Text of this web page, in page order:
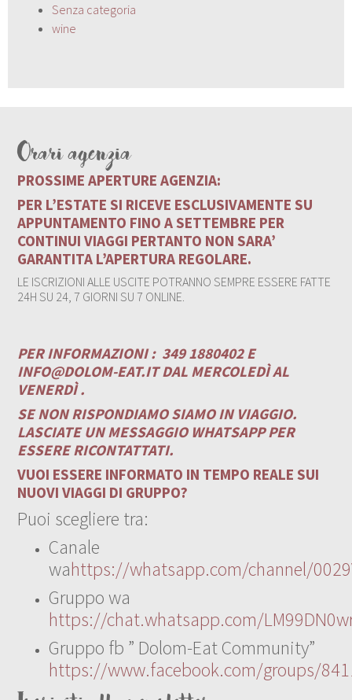
Senza categoria
wine
Orari agenzia
PROSSIME APERTURE AGENZIA:
PER L’ESTATE SI RICEVE ESCLUSIVAMENTE SU
APPUNTAMENTO FINO A SETTEMBRE PER
CONTINUI VIAGGI PERTANTO NON SARA’
GARANTITA L’APERTURA REGOLARE.
LE ISCRIZIONI ALLE USCITE POTRANNO SEMPRE ESSERE FATTE
24H SU 24, 7 GIORNI SU 7 ONLINE.
PER INFORMAZIONI : 349 1880402 E
INFO@DOLOM-EAT.ITDAL MERCOLEDÌ AL
VENERDÌ .
SE NON RISPONDIAMO SIAMO IN VIAGGIO.
LASCIATE UN MESSAGGIO WHATSAPP PER
ESSERE RICONTATTATI.
VUOI ESSERE INFORMATO IN TEMPO REALE SUI
NUOVI VIAGGI DI GRUPPO?
Puoi scegliere tra:
Canale
wahttps://whatsapp.com/channel/
Gruppo wa
https://chat.whatsapp.com/
Gruppo fb ” Dolom-Eat Community”
https://www.facebook.com/groups/